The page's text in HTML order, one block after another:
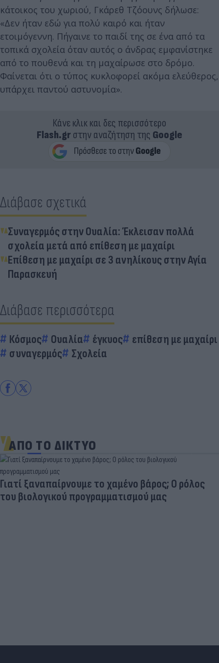
κάτοικος του χωριού, Γκάρεθ Τζόουνς δήλωσε:
«Δεν ήταν εδώ για πολύ καιρό και ήταν
ετοιμόγεννη. Πήγαινε το παιδί της σε ένα από τα
τοπικά σχολεία όταν αυτός ο άνδρας εμφανίστηκε
από το πουθενά και τη μαχαίρωσε στο δρόμο.
Φαίνεται ότι ο τύπος κυκλοφορεί ακόμα ελεύθερος,
υπάρχει παντού αστυνομία».
Κάνε κλικ και δες περισσότερο
Flash.grστην αναζήτηση της Google
Διάβασε σχετικά
Συναγερμός στην Ουαλία: Έκλεισαν πολλά
σχολεία μετά από επίθεση με μαχαίρι
Επίθεση με μαχαίρι σε 3 ανηλίκους στην Αγία
Παρασκευή
Διάβασε περισσότερα
Κόσμος Ουαλία έγκυος
επίθεση με μαχαίρι
συναγερμός
Σχολεία
ΑΠΟ ΤΟ ΔΙΚΤΥΟ
Γιατί ξαναπαίρνουμε το χαμένο βάρος; Ο ρόλος
του βιολογικού προγραμματισμού μας